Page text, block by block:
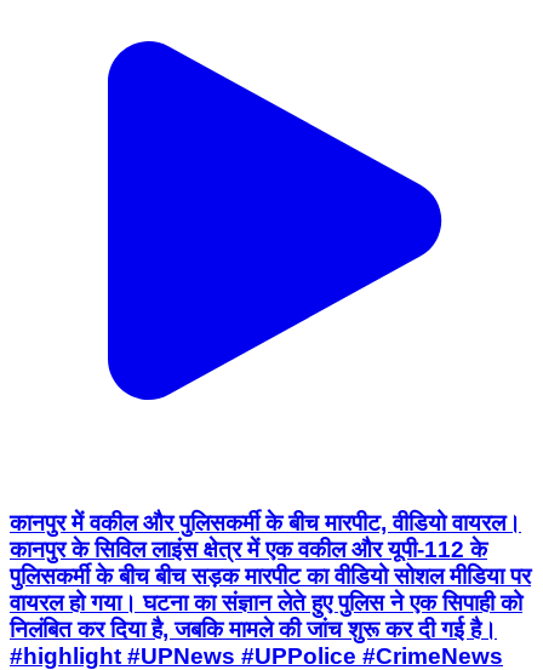
कानपुर में वकील और पुलिसकर्मी के बीच मारपीट, वीडियो वायरल।
कानपुर के सिविल लाइंस क्षेत्र में एक वकील और यूपी-112 के
पुलिसकर्मी के बीच बीच सड़क मारपीट का वीडियो सोशल मीडिया पर
वायरल हो गया। घटना का संज्ञान लेते हुए पुलिस ने एक सिपाही को
निलंबित कर दिया है, जबकि मामले की जांच शुरू कर दी गई है।
#highlight #UPNews #UPPolice #CrimeNews